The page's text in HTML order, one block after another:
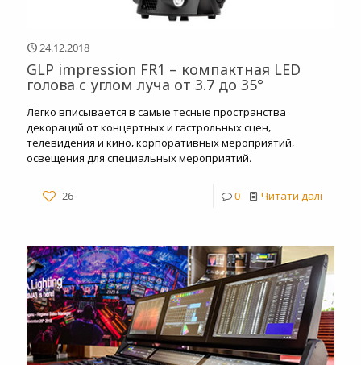
24.12.2018
GLP impression FR1 – компактная LED
голова c углом луча от 3.7 до 35°
Легко вписывается в самые тесные пространства
декораций от концертных и гастрольных сцен,
телевидения и кино, корпоративных мероприятий,
освещения для специальных мероприятий.
26 0 Читати далі